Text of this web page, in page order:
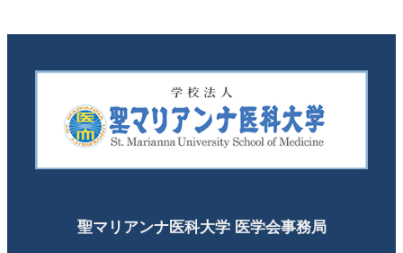
聖マリアンナ医科大学 医学会事務局